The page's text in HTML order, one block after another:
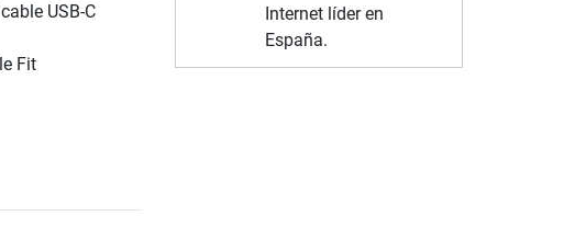
USB-C
Fit
Internet líder en
España.